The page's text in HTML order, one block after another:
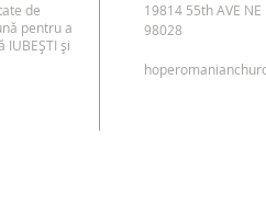
de
pentru a
IUBEȘTI și
19814 55th AVE
98028